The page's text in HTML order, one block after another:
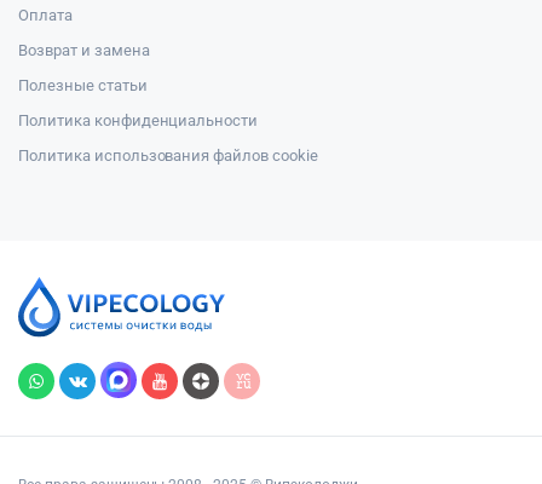
Оплата
Возврат и замена
Полезные статьи
Политика конфиденциальности
Политика использования файлов cookie